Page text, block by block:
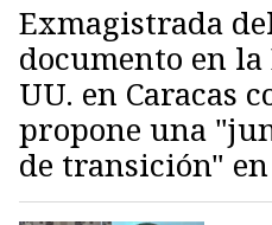
Exmagistrada
documento en la
UU. en Caracas
propone una
de transición"